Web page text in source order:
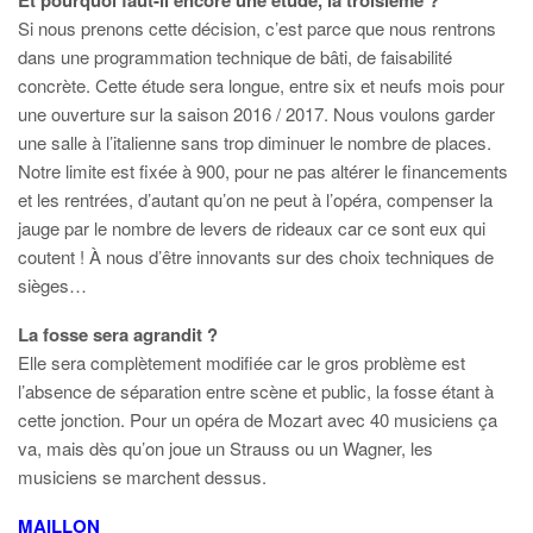
Si nous prenons cette décision, c’est parce que nous rentrons
dans une programmation technique de bâti, de faisabilité
concrète. Cette étude sera longue, entre six et neufs mois pour
une ouverture sur la saison 2016 / 2017. Nous voulons garder
une salle à l’italienne sans trop diminuer le nombre de places.
Notre limite est fixée à 900, pour ne pas altérer le financements
et les rentrées, d’autant qu’on ne peut à l’opéra, compenser la
jauge par le nombre de levers de rideaux car ce sont eux qui
coutent ! À nous d’être innovants sur des choix techniques de
sièges…
La fosse sera agrandit ?
Elle sera complètement modifiée car le gros problème est
l’absence de séparation entre scène et public, la fosse étant à
cette jonction. Pour un opéra de Mozart avec 40 musiciens ça
va, mais dès qu’on joue un Strauss ou un Wagner, les
musiciens se marchent dessus.
MAILLON